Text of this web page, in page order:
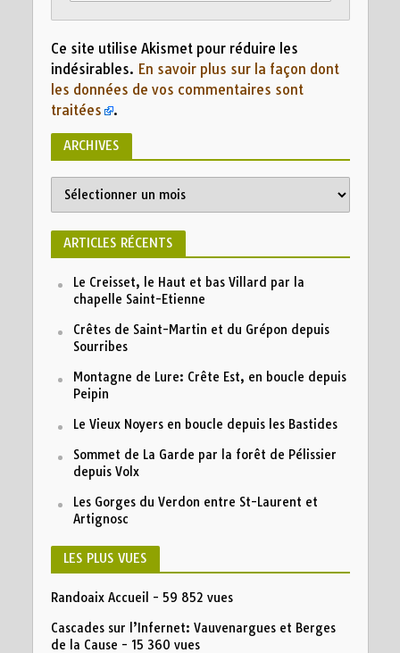
Ce site utilise Akismet pour réduire les
indésirables. En savoir plus sur la façon dont
les données de vos commentaires sont
traitées
.
ARCHIVES
ARTICLES RÉCENTS
Le Creisset, le Haut et bas Villard par la
chapelle Saint-Etienne
Crêtes de Saint-Martin et du Grépon depuis
Sourribes
Montagne de Lure: Crête Est, en boucle depuis
Peipin
Le Vieux Noyers en boucle depuis les Bastides
Sommet de La Garde par la forêt de Pélissier
depuis Volx
Les Gorges du Verdon entre St-Laurent et
Artignosc
LES PLUS VUES
Randoaix Accueil - 59 852 vues
Cascades sur l’Infernet: Vauvenargues et Berges
de la Cause - 15 360 vues